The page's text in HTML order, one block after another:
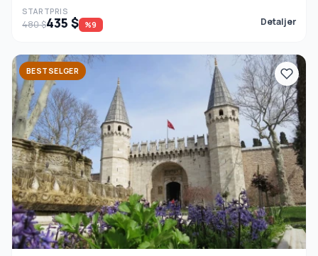
STARTPRIS
480 $435 $ %9 Detaljer
BESTSELGER